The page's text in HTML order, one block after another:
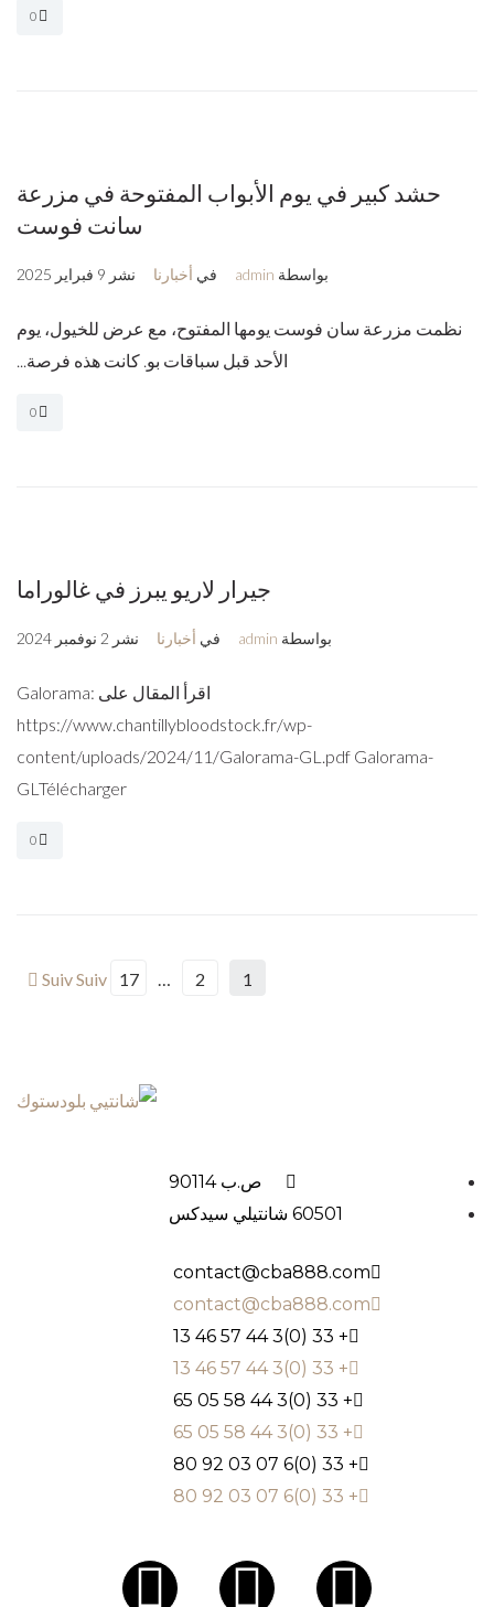
حشد كبير في يوم الأبواب المفتوحة في مزرعة
سانت فوست
بواسطة admin في أخبارنا نشر 9 فبراير 2025
نظمت مزرعة سان فوست يومها المفتوح، مع عرض للخيول، يوم
الأحد قبل سباقات بو. كانت هذه فرصة...
جيرار لاريو يبرز في غالوراما
بواسطة admin في أخبارنا نشر 2 نوفمبر 2024
اقرأ المقال على Galorama:
https://www.chantillybloodstock.fr/wp-
content/uploads/2024/11/Galorama-GL.pdf Galorama-
GLTélécharger
1
2
…
17
Suiv Suiv
ص.ب 90114
60501 شانتيلي سيدكس
contact@cba888.com
contact@cba888.com
+ 33 (0)3 44 57 46 13
+ 33 (0)3 44 57 46 13
+ 33 (0)3 44 58 05 65
+ 33 (0)3 44 58 05 65
+ 33 (0)6 07 03 92 80
+ 33 (0)6 07 03 92 80